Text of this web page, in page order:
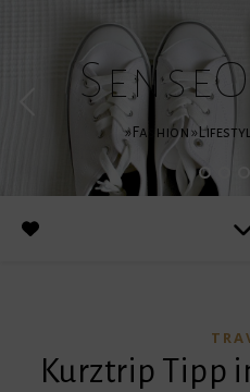
»Fashion
Kurztrip Tipp